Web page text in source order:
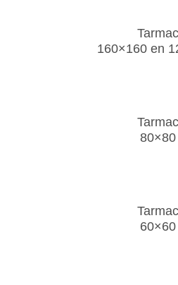
Tarmac
160×160 en
Tarmac
80×80
Tarmac
60×60